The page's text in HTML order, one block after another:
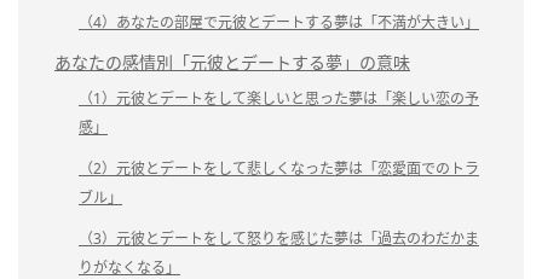
（4）あなたの部屋で元彼とデートする夢は「不満が大きい」
あなたの感情別「元彼とデートする夢」の意味
（1）元彼とデートをして楽しいと思った夢は「楽しい恋の予
感」
（2）元彼とデートをして悲しくなった夢は「恋愛面でのトラ
ブル」
（3）元彼とデートをして怒りを感じた夢は「過去のわだかま
りがなくなる」